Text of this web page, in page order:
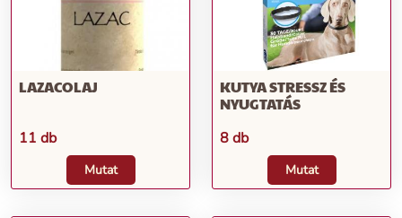
LAZACOLAJ
11 db
Mutat
KUTYA STRESSZ ÉS
NYUGTATÁS
8 db
Mutat